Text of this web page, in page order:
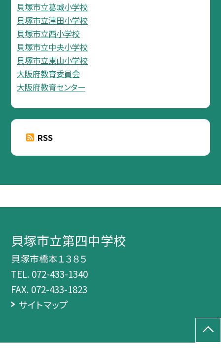
貝塚市立葛城小学校
貝塚市立津田小学校
貝塚市立西小学校
貝塚市立中央小学校
貝塚市立東山小学校
大阪府教育委員会
大阪府教育センター
RSS
貝塚市立第四中学校
貝塚市橋本１３８５
TEL. 072-433-1340
FAX. 072-433-1823
サイトマップ